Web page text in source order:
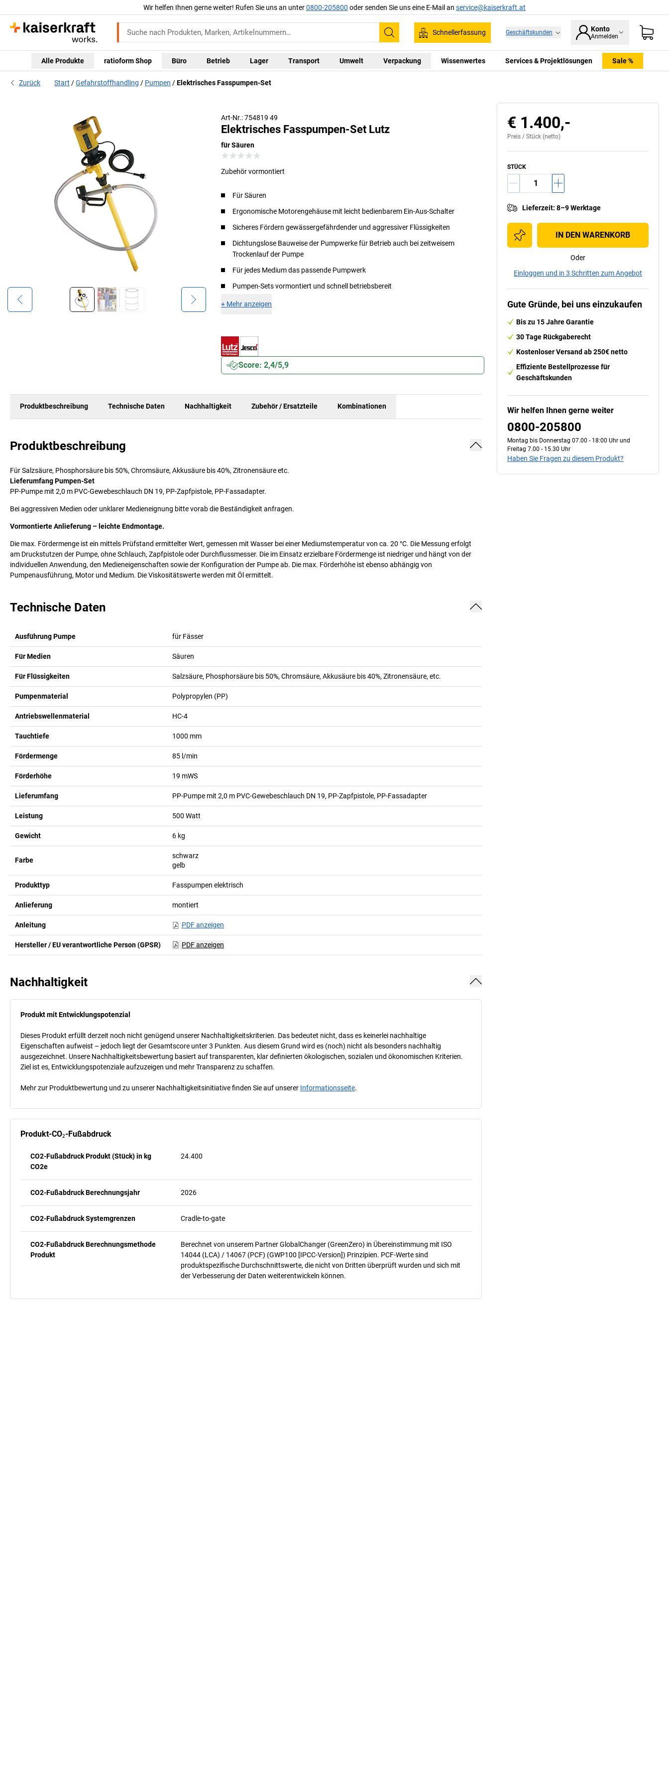
Wir helfen Ihnen gerne weiter! Rufen Sie uns an unter0800-205800 oder senden Sie uns eine E-Mail an service@kaiserkraft.at
Suchen
Schnellerfassung Geschäftskunden Konto
Anmelden
Alle Produkte ratioform Shop Büro Betrieb Lager Transport Umwelt Verpackung Wissenwertes Services & Projektlösungen Sale %
Zurück Start Gefahrstoffhandling Pumpen Elektrisches Fasspumpen-Set
Art-Nr.: 754819 49
Elektrisches Fasspumpen-Set Lutz
für Säuren
Zubehör vormontiert
Für Säuren
Ergonomische Motorengehäuse mit leicht bedienbarem Ein-Aus-Schalter
Sicheres Fördern gewässergefährdender und aggressiver Flüssigkeiten
Dichtungslose Bauweise der Pumpwerke für Betrieb auch bei zeitweisem
Trockenlauf der Pumpe
Für jedes Medium das passende Pumpwerk
Pumpen-Sets vormontiert und schnell betriebsbereit
+ Mehr anzeigen
Score: 2,4/5,9
Produktbeschreibung Technische Daten Nachhaltigkeit Zubehör / Ersatzteile Kombinationen
Produktbeschreibung
Für Salzsäure, Phosphorsäure bis 50%, Chromsäure, Akkusäure bis 40%, Zitronensäure etc.
Lieferumfang Pumpen-Set
PP-Pumpe mit 2,0 m PVC-Gewebeschlauch DN 19, PP-Zapfpistole, PP-Fassadapter.
Bei aggressiven Medien oder unklarer Medieneignung bitte vorab die Beständigkeit anfragen.
Vormontierte Anlieferung – leichte Endmontage.
Die max. Fördermenge ist ein mittels Prüfstand ermittelter Wert, gemessen mit Wasser bei einer Mediumstemperatur von ca. 20 °C. Die Messung erfolgt
am Druckstutzen der Pumpe, ohne Schlauch, Zapfpistole oder Durchflussmesser. Die im Einsatz erzielbare Fördermenge ist niedriger und hängt von der
individuellen Anwendung, den Medieneigenschaften sowie der Konfiguration der Pumpe ab. Die max. Förderhöhe ist ebenso abhängig von
Pumpenausführung, Motor und Medium. Die Viskositätswerte werden mit Öl ermittelt.
Technische Daten
Ausführung Pumpe für Fässer
Für Medien Säuren
Für Flüssigkeiten Salzsäure, Phosphorsäure bis 50%, Chromsäure, Akkusäure bis 40%, Zitronensäure, etc.
Pumpenmaterial Polypropylen (PP)
Antriebswellenmaterial HC-4
Tauchtiefe 1000 mm
Fördermenge 85 l/min
Förderhöhe 19 mWS
Lieferumfang PP-Pumpe mit 2,0 m PVC-Gewebeschlauch DN 19, PP-Zapfpistole, PP-Fassadapter
Leistung 500 Watt
Gewicht 6 kg
Farbe
schwarz
gelb
Produkttyp Fasspumpen elektrisch
Anlieferung montiert
Anleitung PDF anzeigen
Hersteller / EU verantwortliche Person (GPSR) PDF anzeigen
Nachhaltigkeit
Produkt mit Entwicklungspotenzial
Dieses Produkt erfüllt derzeit noch nicht genügend unserer Nachhaltigkeitskriterien. Das bedeutet nicht, dass es keinerlei nachhaltige
Eigenschaften aufweist – jedoch liegt der Gesamtscore unter 3 Punkten. Aus diesem Grund wird es (noch) nicht als besonders nachhaltig
ausgezeichnet. Unsere Nachhaltigkeitsbewertung basiert auf transparenten, klar definierten ökologischen, sozialen und ökonomischen Kriterien.
Ziel ist es, Entwicklungspotenziale aufzuzeigen und mehr Transparenz zu schaffen.
Mehr zur Produktbewertung und zu unserer Nachhaltigkeitsinitiative finden Sie auf unserer Informationsseite.
Produkt-CO₂-Fußabdruck
CO2-Fußabdruck Produkt (Stück) in kg
CO2e
24.400
CO2-Fußabdruck Berechnungsjahr 2026
CO2-Fußabdruck Systemgrenzen Cradle-to-gate
CO2-Fußabdruck Berechnungsmethode
Produkt
Berechnet von unserem Partner GlobalChanger (GreenZero) in Übereinstimmung mit ISO
14044 (LCA) / 14067 (PCF) (GWP100 [IPCC-Version]) Prinzipien. PCF-Werte sind
produktspezifische Durchschnittswerte, die nicht von Dritten überprüft wurden und sich mit
der Verbesserung der Daten weiterentwickeln können.
€ 1.400,-
Preis / Stück (netto)
STÜCK
Lieferzeit: 8–9 Werktage
IN DEN WARENKORB
Oder
Einloggen und in 3 Schritten zum Angebot
Gute Gründe, bei uns einzukaufen
Bis zu 15 Jahre Garantie
30 Tage Rückgaberecht
Kostenloser Versand ab 250€ netto
Effiziente Bestellprozesse für
Geschäftskunden
Wir helfen Ihnen gerne weiter
0800-205800
Montag bis Donnerstag 07.00 - 18:00 Uhr und
Freitag 7.00 - 15.30 Uhr
Haben Sie Fragen zu diesem Produkt?